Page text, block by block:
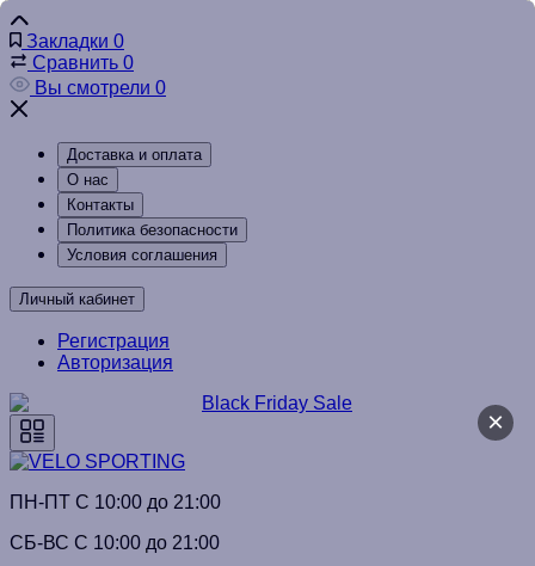
Закладки 0
Сравнить 0
Вы смотрели 0
Доставка и оплата
О нас
Контакты
Политика безопасности
Условия соглашения
Личный кабинет
Регистрация
Авторизация
×
ПН-ПТ C 10:00 до 21:00
СБ-ВС С 10:00 до 21:00